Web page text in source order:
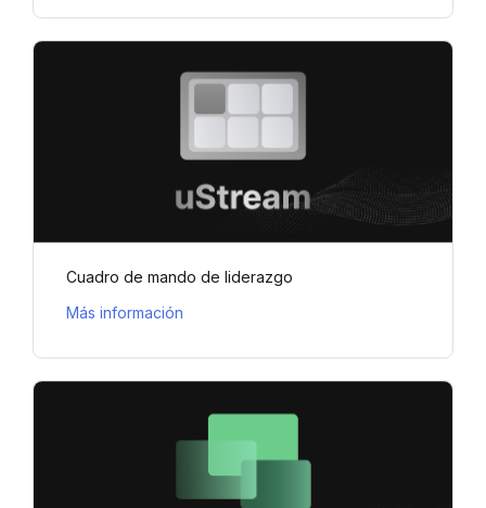
Cuadro de mando de liderazgo
Más información